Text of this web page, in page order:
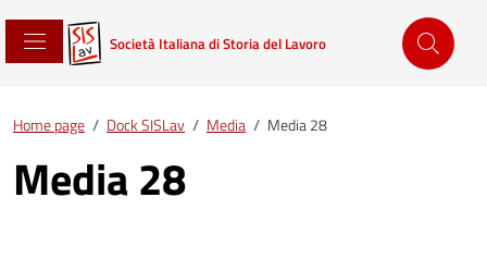
Società Italiana di Storia del Lavoro
Home page / Dock SISLav / Media / Media 28
Media 28